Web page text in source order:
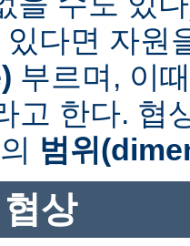
있다면 자원
부르며, 이
고 한다. 협
범위
상